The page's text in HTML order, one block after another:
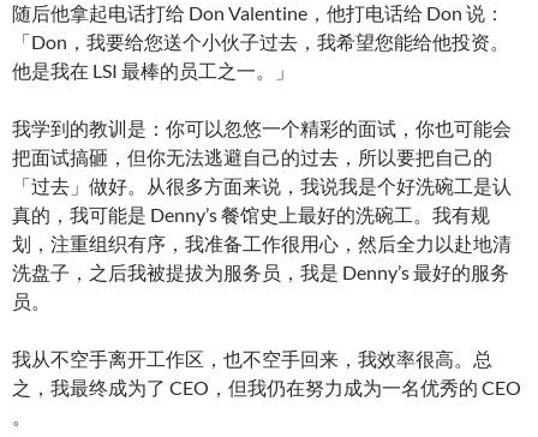
随后他拿起电话打给 Don Valentine，他打电话给 Don 说：
「Don，我要给您送个小伙子过去，我希望您能给他投资。
他是我在 LSI 最棒的员工之一。」
我学到的教训是：你可以忽悠一个精彩的面试，你也可能会
把面试搞砸，但你无法逃避自己的过去，所以要把自己的
「过去」做好。从很多方面来说，我说我是个好洗碗工是认
真的，我可能是 Denny’s 餐馆史上最好的洗碗工。我有规
划，注重组织有序，我准备工作很用心，然后全力以赴地清
洗盘子，之后我被提拔为服务员，我是 Denny’s 最好的服务
员。
我从不空手离开工作区，也不空手回来，我效率很高。总
之，我最终成为了 CEO，但我仍在努力成为一名优秀的 CEO
。